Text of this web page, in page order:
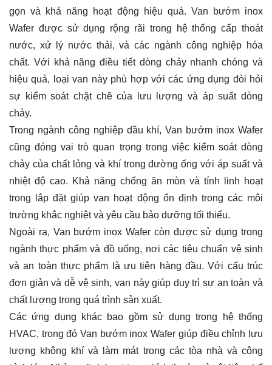
gọn và khả năng hoạt động hiệu quả. Van bướm inox
Wafer được sử dụng rộng rãi trong hệ thống cấp thoát
nước, xử lý nước thải, và các ngành công nghiệp hóa
chất. Với khả năng điều tiết dòng chảy nhanh chóng và
hiệu quả, loại van này phù hợp với các ứng dụng đòi hỏi
sự kiểm soát chặt chẽ của lưu lượng và áp suất dòng
chảy.
Trong ngành công nghiệp dầu khí, Van bướm inox Wafer
cũng đóng vai trò quan trọng trong việc kiểm soát dòng
chảy của chất lỏng và khí trong đường ống với áp suất và
nhiệt độ cao. Khả năng chống ăn mòn và tính linh hoạt
trong lắp đặt giúp van hoạt động ổn định trong các môi
trường khắc nghiệt và yêu cầu bảo dưỡng tối thiểu.
Ngoài ra, Van bướm inox Wafer còn được sử dụng trong
ngành thực phẩm và đồ uống, nơi các tiêu chuẩn vệ sinh
và an toàn thực phẩm là ưu tiên hàng đầu. Với cấu trúc
đơn giản và dễ vệ sinh, van này giúp duy trì sự an toàn và
chất lượng trong quá trình sản xuất.
Các ứng dụng khác bao gồm sử dụng trong hệ thống
HVAC, trong đó Van bướm inox Wafer giúp điều chỉnh lưu
lượng không khí và làm mát trong các tòa nhà và công